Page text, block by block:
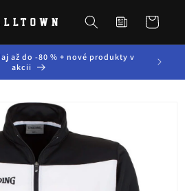
sveta
Košík
až do -80 % + nové produkty v
akcii